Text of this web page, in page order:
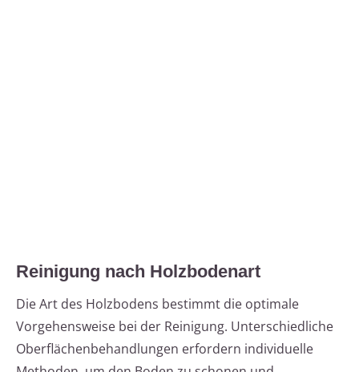
Reinigung nach Holzbodenart
Die Art des Holzbodens bestimmt die optimale
Vorgehensweise bei der Reinigung. Unterschiedliche
Oberflächenbehandlungen erfordern individuelle